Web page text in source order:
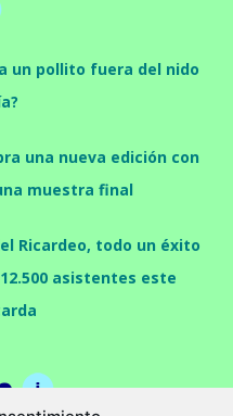
un pollito fuera del nido
una nueva edición con
muestra final
Ricardeo, todo un éxito
asistentes este